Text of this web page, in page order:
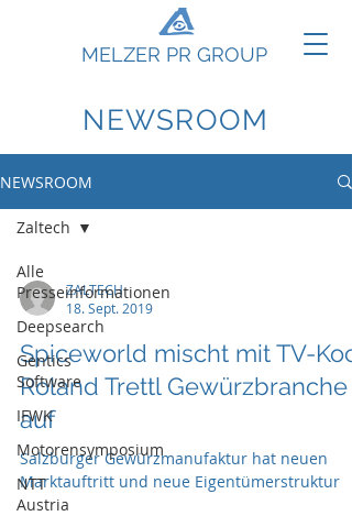
MELZER PR GROUP
NEWSROOM
NEWSROOM
Alle
Presseinformationen
Deepsearch
Gentics
Software
IFWK
Motorensymposium
NTT
Austria
Zaltech
ZALTECH
18. Sept. 2019
Spiceworld mischt mit TV-
Roland Trettl Gewürzbranche
auf
Salzburger Gewürzmanufaktur hat neuen
Marktauftritt und neue Eigentümerstruktur